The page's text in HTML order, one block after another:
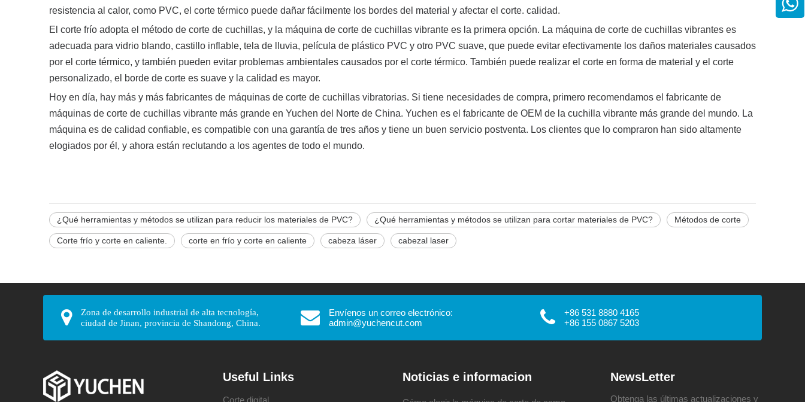
resistencia al calor, como PVC, el corte térmico puede dañar fácilmente los bordes del material y afectar el corte. calidad.
El corte frío adopta el método de corte de cuchillas, y la máquina de corte de cuchillas vibrante es la primera opción. La máquina de corte de cuchillas vibrantes es
adecuada para vidrio blando, castillo inflable, tela de lluvia, película de plástico PVC y otro PVC suave, que puede evitar efectivamente los daños materiales causados
​​por el corte térmico, y también pueden evitar problemas ambientales causados ​​por el corte térmico. También puede realizar el corte en forma de material y el corte
personalizado, el borde de corte es suave y la calidad es mayor.
Hoy en día, hay más y más fabricantes de máquinas de corte de cuchillas vibratorias. Si tiene necesidades de compra, primero recomendamos el fabricante de
máquinas de corte de cuchillas vibrante más grande en Yuchen del Norte de China. Yuchen es el fabricante de OEM de la cuchilla vibrante más grande del mundo. La
máquina es de calidad confiable, es compatible con una garantía de tres años y tiene un buen servicio postventa. Los clientes que lo compraron han sido altamente
elogiados por él, y ahora están reclutando a los agentes de todo el mundo.
¿Qué herramientas y métodos se utilizan para reducir los materiales de PVC? ¿Qué herramientas y métodos se utilizan para cortar materiales de PVC? Métodos de corte
Corte frío y corte en caliente. corte en frío y corte en caliente cabeza láser cabezal laser
Zona de desarrollo industrial de alta tecnología,
ciudad de Jinan, provincia de Shandong, China.
Envíenos un correo electrónico:
admin@yuchencut.com​​​​​​​
+86 531 8880 4165
+86 155 0867 5203
Useful Links
Corte digital
Noticias e informacion NewsLetter
Obtenga las últimas actualizaciones y